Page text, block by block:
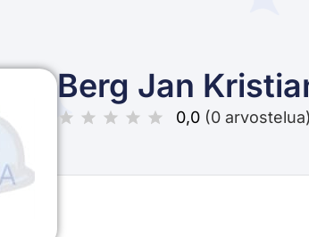
Berg Jan
0,0 (0 arvostelua)